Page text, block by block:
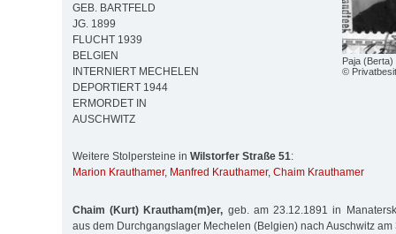
Paja
©
GEB. BARTFELD
JG. 1899
FLUCHT 1939
BELGIEN
INTERNIERT MECHELEN
DEPORTIERT 1944
ERMORDET IN
AUSCHWITZ
Weitere Stolpersteine in Wilstorfer Straße 51:
Marion Krauthamer, Manfred Krauthamer, Chaim Krauthamer
Chaim (Kurt) Krautham(m)er, geb. am 23.12.1891 in
aus dem Durchgangslager Mechelen (Belgien) nach Auschwitz am